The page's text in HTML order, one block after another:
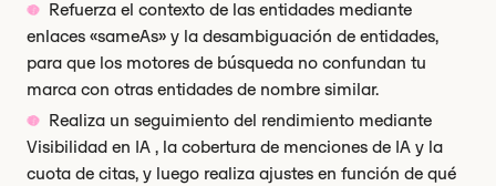
Refuerza el contexto de las entidades mediante
enlaces «sameAs» y la desambiguación de entidades,
para que los motores de búsqueda no confundan tu
marca con otras entidades de nombre similar.
Realiza un seguimiento del rendimiento mediante
Visibilidad en IA , la cobertura de menciones de IA y la
cuota de citas, y luego realiza ajustes en función de qué